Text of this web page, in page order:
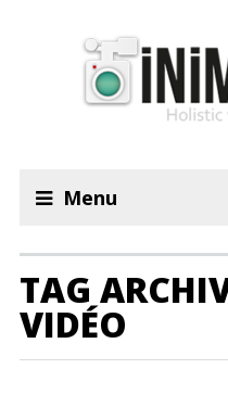
Menu
TAG
VIDÉO